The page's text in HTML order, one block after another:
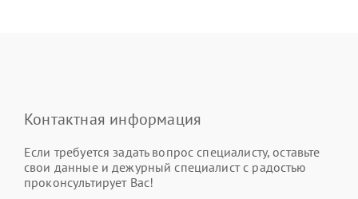
Контактная информация
Если требуется задать вопрос специалисту, оставьте
свои данные и дежурный специалист с радостью
проконсультирует Вас!